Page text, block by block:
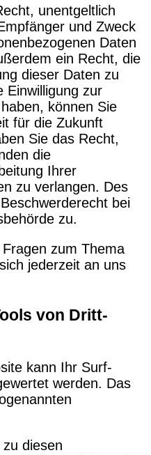
unentgeltlich
und Zweck
Daten
ein Recht, die
dieser Daten zu
Einwilligung zur
können Sie
für die Zukunft
Sie das Recht,
die
Ihrer
zu verlangen. Des
bei
zu.
zum Thema
jederzeit an uns
von Dritt­
kann Ihr Surf-
werden. Das
diesen